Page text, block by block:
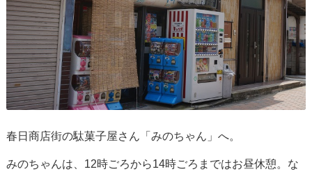
春日商店街の駄菓子屋さん「みのちゃん」へ。
みのちゃんは、12時ごろから14時ごろまではお昼休憩。な